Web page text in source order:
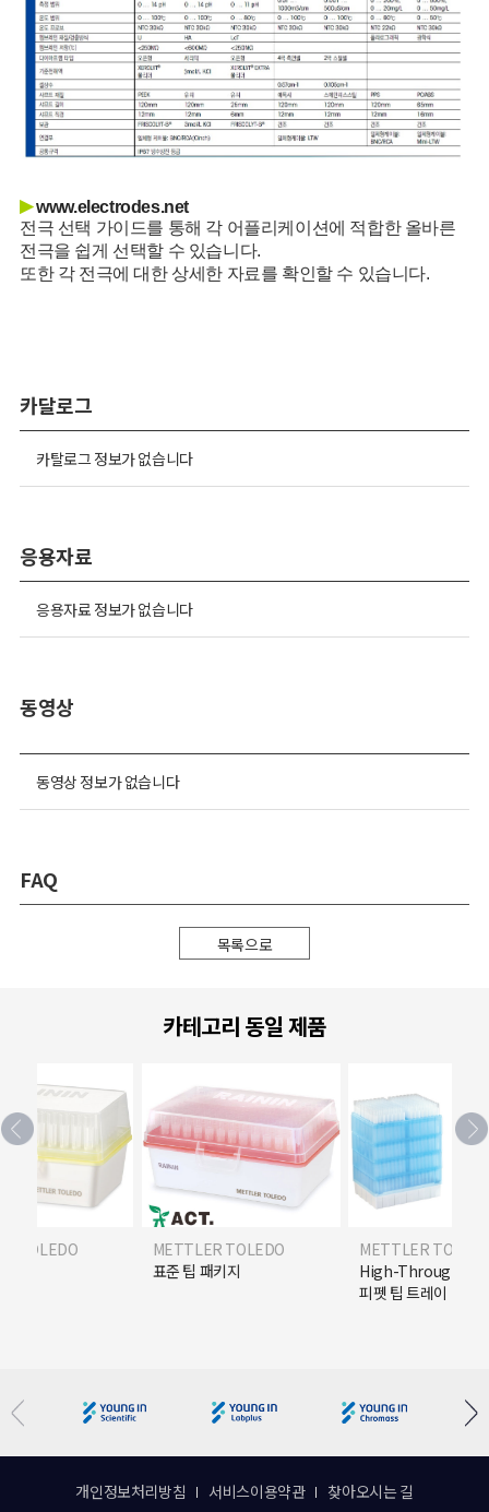
▶ www.electrodes.net
전극 선택 가이드를 통해 각 어플리케이션에 적합한 올바른
전극을 쉽게 선택할 수 있습니다.
또한 각 전극에 대한 상세한 자료를 확인할 수 있습니다.
카달로그
카탈로그 정보가 없습니다
응용자료
응용자료 정보가 없습니다
동영상
동영상 정보가 없습니다
FAQ
목록으로
카테고리 동일 제품
TOLEDO
METTLER TOLEDO
표준 팁 패키지
METTLER
High-Throughput
피펫 팁 트레이
개인정보처리방침 서비스이용약관 찾아오시는 길